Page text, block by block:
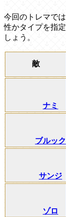
今回のトレマで
性かタイプを指
しょう。
敵
ナミ
ブルック
サンジ
ゾロ